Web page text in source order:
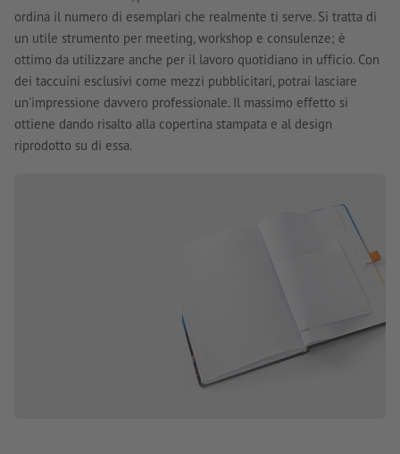
ordina il numero di esemplari che realmente ti serve. Si tratta di
un utile strumento per meeting, workshop e consulenze; è
ottimo da utilizzare anche per il lavoro quotidiano in ufficio. Con
dei taccuini esclusivi come mezzi pubblicitari, potrai lasciare
un'impressione davvero professionale. Il massimo effetto si
ottiene dando risalto alla copertina stampata e al design
riprodotto su di essa.